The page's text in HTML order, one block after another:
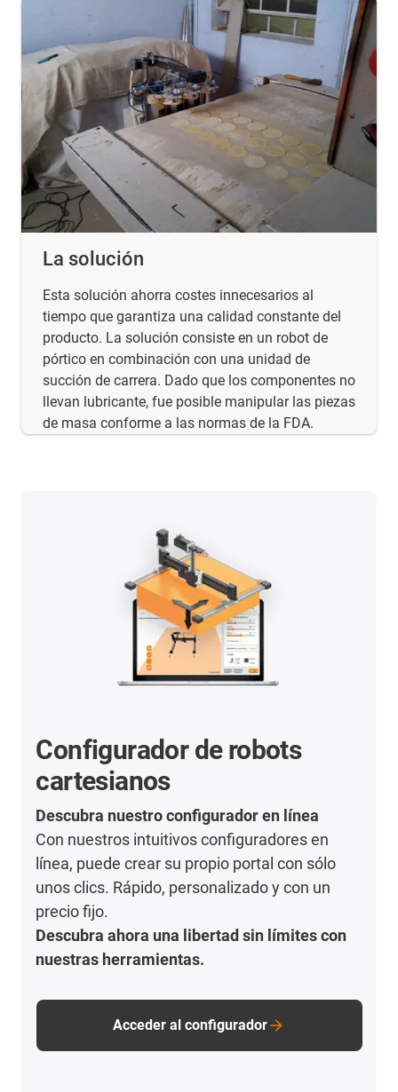
La solución
Esta solución ahorra costes innecesarios al
tiempo que garantiza una calidad constante del
producto. La solución consiste en un robot de
pórtico en combinación con una unidad de
succión de carrera. Dado que los componentes no
llevan lubricante, fue posible manipular las piezas
de masa conforme a las normas de la FDA.
Configurador de robots
cartesianos
Descubra nuestro configurador en línea
Con nuestros intuitivos configuradores en
línea, puede crear su propio portal con sólo
unos clics. Rápido, personalizado y con un
precio fijo.
Descubra ahora una libertad sin límites con
nuestras herramientas.
Acceder al configurador